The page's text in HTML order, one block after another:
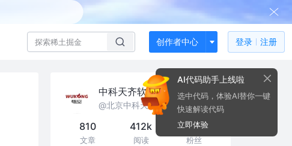
创作者中心 登录 注册
中科天齐软件安全中心
@北京中科天齐信息技术有限公司
810
文章
412k
阅读
29
粉丝
AI代码助手上线啦
选中代码，体验AI替你一键
快速解读代码
立即体验